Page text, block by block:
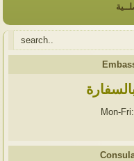
Mon-